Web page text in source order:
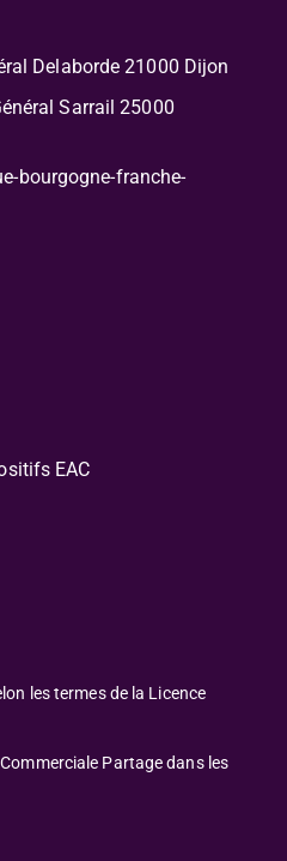
Delaborde 21000 Dijon
Sarrail 25000
bourgogne-franche-
EAC
les termes de la Licence
Partage dans les